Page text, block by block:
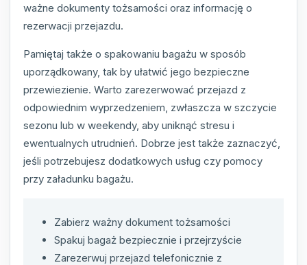
ważne dokumenty tożsamości oraz informację o
rezerwacji przejazdu.
Pamiętaj także o spakowaniu bagażu w sposób
uporządkowany, tak by ułatwić jego bezpieczne
przewiezienie. Warto zarezerwować przejazd z
odpowiednim wyprzedzeniem, zwłaszcza w szczycie
sezonu lub w weekendy, aby uniknąć stresu i
ewentualnych utrudnień. Dobrze jest także zaznaczyć,
jeśli potrzebujesz dodatkowych usług czy pomocy
przy załadunku bagażu.
Zabierz ważny dokument tożsamości
Spakuj bagaż bezpiecznie i przejrzyście
Zarezerwuj przejazd telefonicznie z